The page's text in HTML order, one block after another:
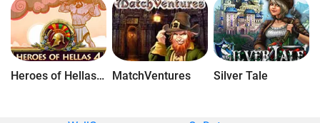
Heroes of Hellas 4: Geburt einer Legende MatchVentures Silver Tale